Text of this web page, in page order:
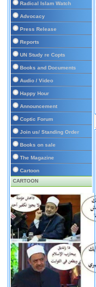
Radical Islam Watch
Advocacy
Press Release
Reports
UN Study re Copts
Books and Documents
Audio / Video
Happy Hour
Announcement
Coptic Forum
Join us/ Standing Order
Books on sale
The Magazine
Cartoon
CARTOON